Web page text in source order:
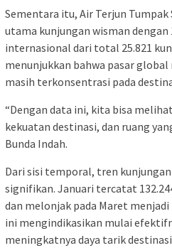
Sementara itu, Air Terjun
utama kunjungan wisman dengan
internasional dari total 25.821
menunjukkan bahwa pasar
masih terkonsentrasi pada
“Dengan data ini, kita bisa
kekuatan destinasi, dan ruang
Bunda Indah.
Dari sisi temporal, tren
signifikan. Januari tercatat
dan melonjak pada Maret menjadi
ini mengindikasikan mulai
meningkatnya daya tarik